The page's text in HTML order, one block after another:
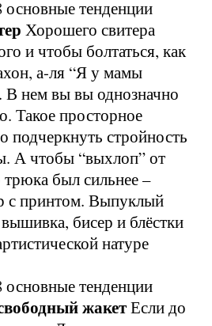
Хорошего свитера
и чтобы болтаться, как
а-ля “Я у мамы
В нем вы вы однозначно
Такое просторное
подчеркнуть стройность
А чтобы “выхлоп” от
трюка был сильнее –
с принтом. Выпуклый
бисер и блёстки
натуре
жакетЕсли до